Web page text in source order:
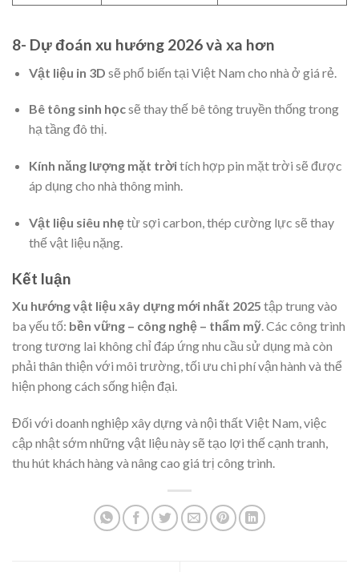
8- Dự đoán xu hướng 2026 và xa hơn
Vật liệu in 3D sẽ phổ biến tại Việt Nam cho nhà ở giá rẻ.
Bê tông sinh họcsẽ thay thế bê tông truyền thống trong
hạ tầng đô thị.
Kính năng lượng mặt trờitích hợp pin mặt trời sẽ được
áp dụng cho nhà thông minh.
Vật liệu siêu nhẹtừ sợi carbon, thép cường lực sẽ thay
thế vật liệu nặng.
Kết luận
Xu hướng vật liệu xây dựng mới nhất 2025 tập trung vào
ba yếu tố: bền vững – công nghệ – thẩm mỹ. Các công trình
trong tương lai không chỉ đáp ứng nhu cầu sử dụng mà còn
phải thân thiện với môi trường, tối ưu chi phí vận hành và thể
hiện phong cách sống hiện đại.
Đối với doanh nghiệp xây dựng và nội thất Việt Nam, việc
cập nhật sớm những vật liệu này sẽ tạo lợi thế cạnh tranh,
thu hút khách hàng và nâng cao giá trị công trình.